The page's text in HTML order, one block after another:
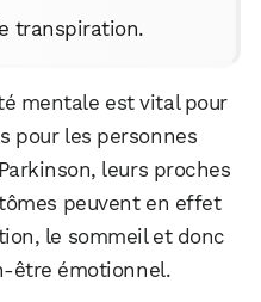
transpiration.
mentale est vital pour
pour les personnes
leurs proches
peuvent en effet
le sommeil et donc
être émotionnel.